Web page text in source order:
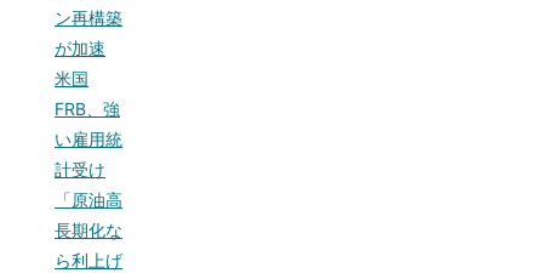
ン再構築
が加速
米国
FRB、強
い雇用統
計受け
「原油高
長期化な
ら利上げ